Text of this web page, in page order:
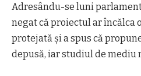
Adresându-se luni
negat că proiectul ar încălca
protejată şi a spus că
depusă, iar studiul de mediu